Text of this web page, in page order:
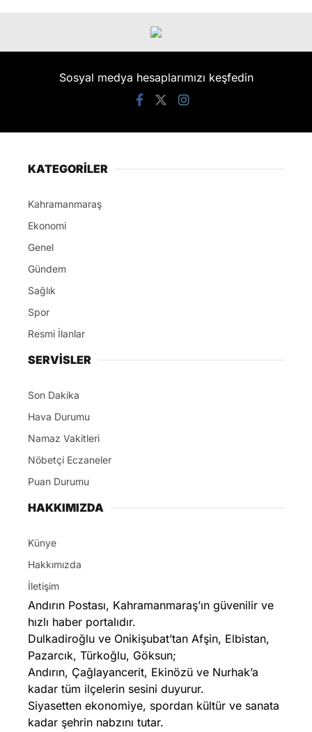
Sosyal medya hesaplarımızı keşfedin
KATEGORİLER
Kahramanmaraş
Ekonomi
Genel
Gündem
Sağlık
Spor
Resmi İlanlar
SERVİSLER
Son Dakika
Hava Durumu
Namaz Vakitleri
Nöbetçi Eczaneler
Puan Durumu
HAKKIMIZDA
Künye
Hakkımızda
İletişim
Andırın Postası, Kahramanmaraş’ın güvenilir ve
hızlı haber portalıdır.
Dulkadiroğlu ve Onikişubat’tan Afşin, Elbistan,
Pazarcık, Türkoğlu, Göksun;
Andırın, Çağlayancerit, Ekinözü ve Nurhak’a
kadar tüm ilçelerin sesini duyurur.
Siyasetten ekonomiye, spordan kültür ve sanata
kadar şehrin nabzını tutar.